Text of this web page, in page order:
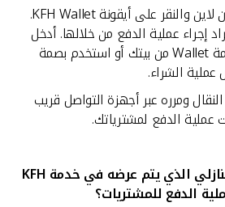
قم بفتح تطبيق بيتك أون لاين والنقر على أيقونة KFH Wallet.
إجراء عملية الدفع من خلالها. أدخل
كلمة المرور الخاصة بخدمة Wallet من بيتك أو استخدم بصمة
الشراء.
ومرره عبر أجهزة التواصل قريب
الذي يتم عرضه في خدمةKFH